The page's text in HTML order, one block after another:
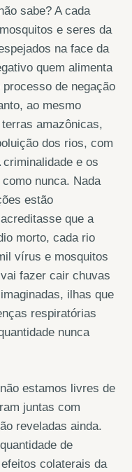
sabe? A cada
e seres da
na face da
quem alimenta
de negação
ao mesmo
amazônicas,
dos rios, com
e os
nunca. Nada
estão
que a
morto, cada rio
vírus e mosquitos
fazer cair chuvas
ilhas que
respiratórias
nunca
estamos livres de
juntas com
reveladas ainda.
de
colaterais da